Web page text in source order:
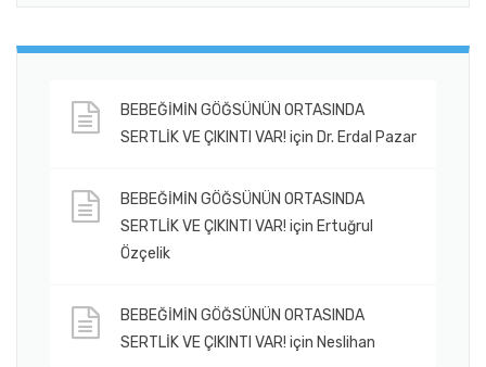
BEBEĞİMİN GÖĞSÜNÜN ORTASINDA
SERTLİK VE ÇIKINTI VAR! için Dr. Erdal Pazar
BEBEĞİMİN GÖĞSÜNÜN ORTASINDA
SERTLİK VE ÇIKINTI VAR! için Ertuğrul
Özçelik
BEBEĞİMİN GÖĞSÜNÜN ORTASINDA
SERTLİK VE ÇIKINTI VAR! için Neslihan